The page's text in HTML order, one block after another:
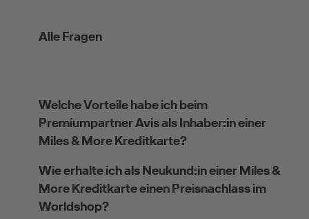
Alle Fragen
Welche Vorteile habe ich beim
Premiumpartner Avis als Inhaber:in einer
Miles & More Kreditkarte?
Wie erhalte ich als Neukund:in einer Miles &
More Kreditkarte einen Preisnachlass im
Worldshop?